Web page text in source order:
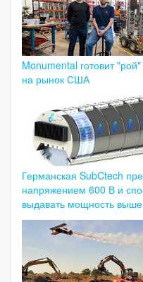
Monumental готовит
на рынок США
Германская SubCtech
напряжением 600 В и
выдавать мощность